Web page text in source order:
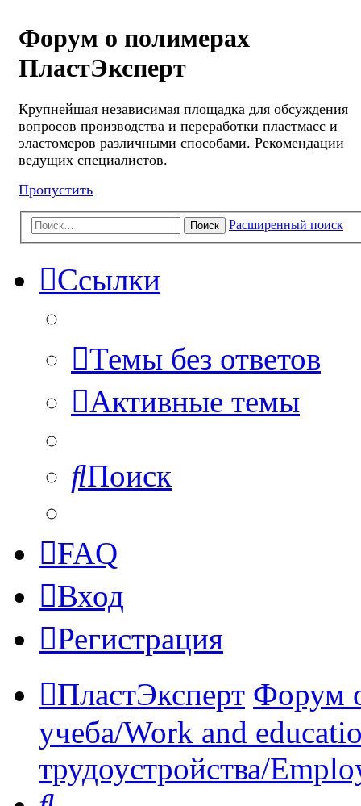
Форум о полимерах
ПластЭксперт
Крупнейшая независимая площадка для обсуждения
вопросов производства и переработки пластмасс и
эластомеров различными способами. Рекомендации
ведущих специалистов.
Пропустить
Поиск Расширенный поиск
Ссылки
Темы без ответов
Активные темы
Поиск
FAQ
Вход
Регистрация
ПластЭксперт Форум
учеба/Work and
трудоустройства/